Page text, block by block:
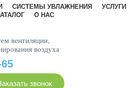
СИСТЕМЫ УВЛАЖНЕНИЯ
УСЛУГИ
О НАС
вентиляции,
воздуха
звонок